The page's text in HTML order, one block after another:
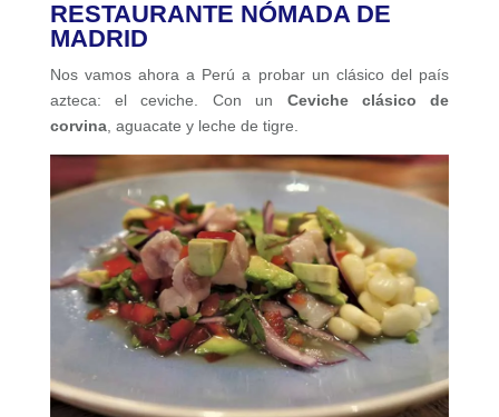
RESTAURANTE NÓMADA DE
MADRID
Nos vamos ahora a Perú a probar un clásico del país
azteca: el ceviche. Con un Ceviche clásico de
corvina, aguacate y leche de tigre.